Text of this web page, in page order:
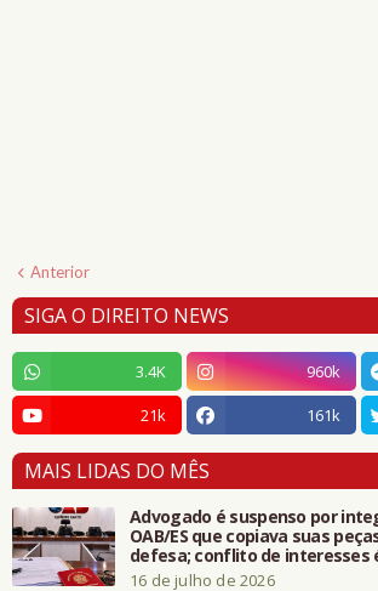
Anterior
SIGA O DIREITO NEWS
3.4K 960k
21k
161k
MAIS LIDAS DO MÊS
Advogado é suspenso por
OAB/ES que copiava suas
defesa; conflito de interesses
16 de julho de 2026